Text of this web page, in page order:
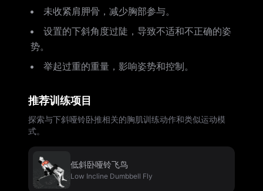
未收紧肩胛骨，减少胸部参与。
设置的下斜角度过陡，导致不适和不正确的姿
势。
举起过重的重量，影响姿势和控制。
推荐训练项目
探索与下斜哑铃卧推相关的胸肌训练动作和类似运动模
式。
低斜卧哑铃飞鸟
Low Incline Dumbbell Fly